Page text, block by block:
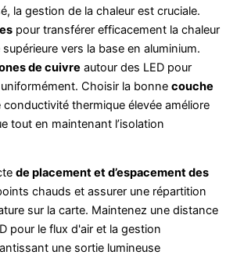
la gestion de la chaleur est cruciale.
pour transférer efficacement la chaleur
vers la base en aluminium.
de cuivre autour des LED pour
Choisir la bonne couche
conductivité thermique élevée améliore
tout en maintenant l’isolation
de placement et d’espacement des
chauds et assurer une répartition
sur la carte. Maintenez une distance
pour le flux d'air et la gestion
une sortie lumineuse